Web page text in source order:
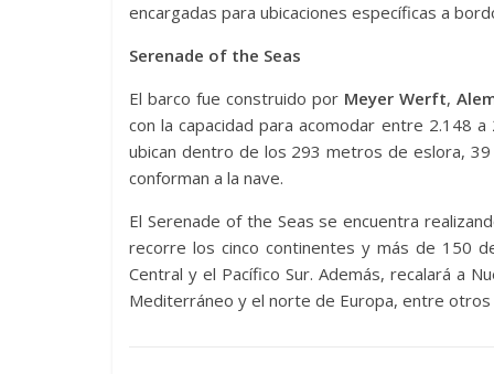
encargadas para ubicaciones específicas a
Serenade of the Seas
El barco fue construido por Meyer Werft,
con la capacidad para acomodar entre 2.148
ubican dentro de los 293 metros de eslora,
conforman a la nave.
El Serenade of the Seas se encuentra
recorre los cinco continentes y más de 150
Central y el Pacífico Sur. Además, recalará a
Mediterráneo y el norte de Europa, entre otros